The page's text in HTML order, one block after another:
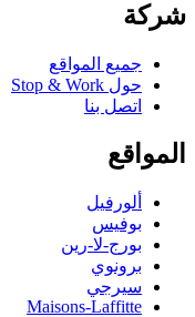
شركة
جميع المواقع
حول Stop & Work
اتصل بنا
المواقع
ألورفيل
بوفيس
بورج-لا-رين
برونوي
سيرجي
Maisons-Laffitte